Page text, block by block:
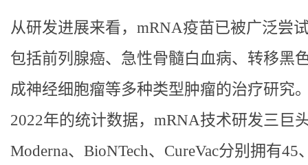
从研发进展来看，mRNA疫苗已被广泛尝
包括前列腺癌、急性骨髓白血病、转移黑
成神经细胞瘤等多种类型肿瘤的治疗研究
2022年的统计数据，mRNA技术研发三巨
Moderna、BioNTech、CureVac分别拥有45